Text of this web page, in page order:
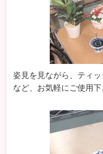
姿見を見ながら、ティ
など、お気軽にご使用下